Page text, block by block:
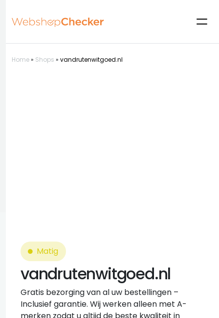
Home» Shops » vandrutenwitgoed.nl
Matig
vandrutenwitgoed.nl
Gratis bezorging van al uw bestellingen –
Inclusief garantie. Wij werken alleen met A-